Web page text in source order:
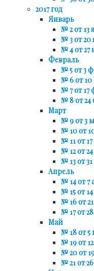
2017 год
Январь
№ 2 от 13
№ 3 от 20
№ 4 от 27
Февраль
№ 5 от 3
№ 6 от 10
№ 7 от 17
№ 8 от 24
Март
№ 9 от 3
№ 10 от
№ 11 от
№ 12 от
№ 13 от
Апрель
№ 14 от 7
№ 15 от
№ 16 от
№ 17 от
Май
№ 18 от 5
№ 19 от
№ 20 от
№ 21 от